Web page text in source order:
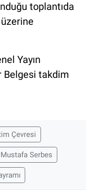
toplantıda
Yayın
Belgesi takdim
Çevresi
Serbes